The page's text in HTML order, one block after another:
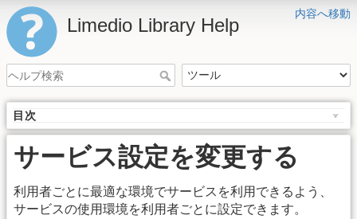
内容へ移動
Limedio Library Help
目次
サービス設定を変更する
利用者ごとに最適な環境でサービスを利用できるよう、
サービスの使用環境を利用者ごとに設定できます。